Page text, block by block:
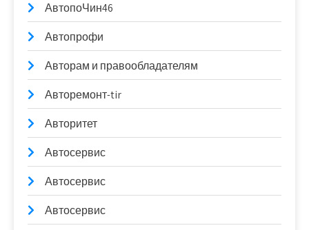
АвтопоЧин46
Автопрофи
Авторам и правообладателям
Авторемонт-tir
Авторитет
Автосервис
Автосервис
Автосервис